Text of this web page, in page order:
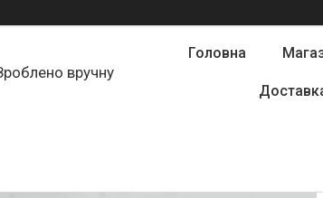
вручну
Головна